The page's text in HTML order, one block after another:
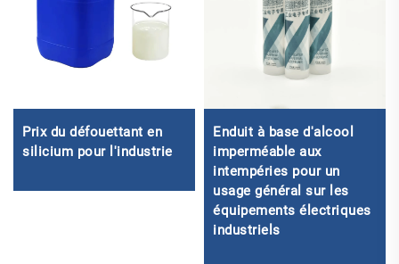
Prix du défouettant en
silicium pour l'industrie
Enduit à base d'alcool
imperméable aux
intempéries pour un
usage général sur les
équipements électriques
industriels